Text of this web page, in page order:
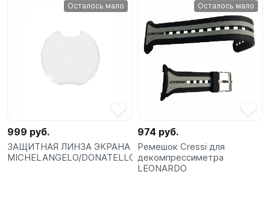
Осталось мало
999 руб.
ЗАЩИТНАЯ ЛИНЗА ЭКРАНА
MICHELANGELO/DONATELLO
Осталось мало
974 руб.
Ремешок Cressi для
декомпрессиметра
LEONARDO